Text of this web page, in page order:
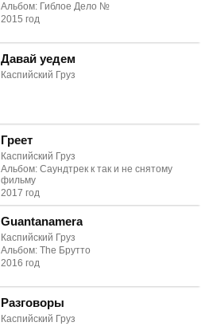
Альбом: Гиблое Дело №
2015 год
Давай уедем
Каспийский Груз
Греет
Каспийский Груз
Альбом: Саундтрек к так и не снятому
фильму
2017 год
Guantanamera
Каспийский Груз
Альбом: The Брутто
2016 год
Разговоры
Каспийский Груз